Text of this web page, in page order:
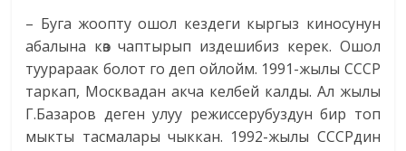
– Буга жоопту ошол кездеги кыргыз киносунун
абалына көз чаптырып издешибиз керек. Ошол
туурараак болот го деп ойлойм. 1991-жылы СССР
таркап, Москвадан акча келбей калды. Ал жылы
Г.Базаров деген улуу режиссерубуздун бир топ
мыкты тасмалары чыккан. 1992-жылы СССРдин